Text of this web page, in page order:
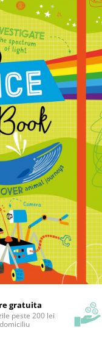
gratuita
peste 200 lei